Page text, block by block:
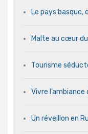
Le pays basque,
Malte au cœur
Tourisme
Vivre l’ambiance
Un réveillon en